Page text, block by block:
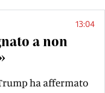
13:04
a non
ha affermato